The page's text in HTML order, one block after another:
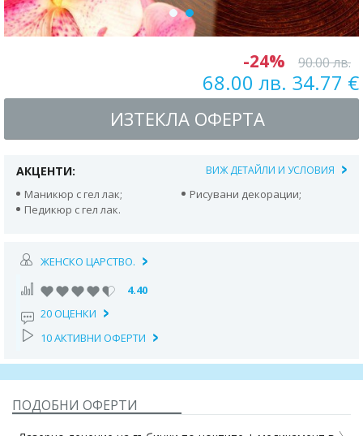
-24% 90.00 лв.
68.00 лв. 34.77 €
ИЗТЕКЛА ОФЕРТА
АКЦЕНТИ: ВИЖ ДЕТАЙЛИ И УСЛОВИЯ
Маникюр с гел лак;
Рисувани декорации;
Педикюр с гел лак.
ЖЕНСКО ЦАРСТВО.
4.40
20 ОЦЕНКИ
10 АКТИВНИ ОФЕРТИ
ПОДОБНИ ОФЕРТИ